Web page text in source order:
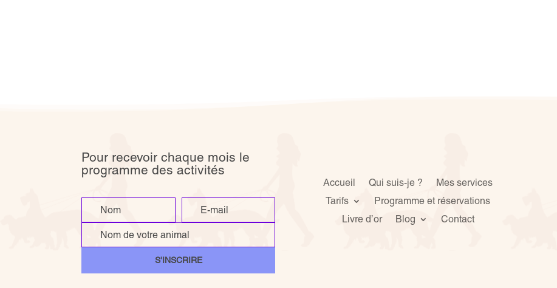
Pour recevoir chaque mois le
programme des activités
S'INSCRIRE
Accueil Qui suis-je ?
Mes services
Tarifs
Programme et réservations
Livre d’or
Blog Contact